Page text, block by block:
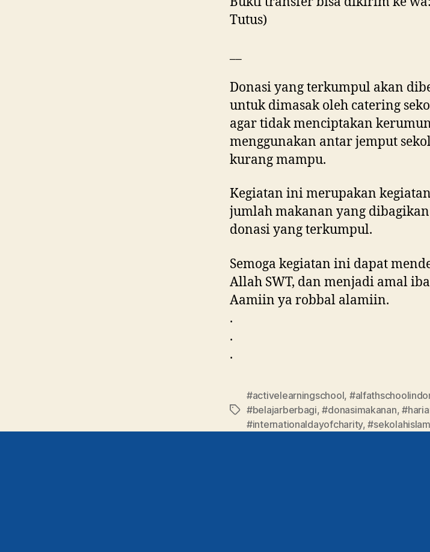
Tutus)
Donasi yang terkumpul akan
untuk dimasak oleh catering
agar tidak menciptakan
menggunakan antar jemput
kurang mampu.
Kegiatan ini merupakan
jumlah makanan yang
donasi yang terkumpul.
Semoga kegiatan ini dapat
Allah SWT, dan menjadi amal
Aamiin ya robbal alamiin.
.
.
.
#activelearningschool,
#belajarberbagi,#donasimakanan,
#internationaldayofcharity,#sekolahislam